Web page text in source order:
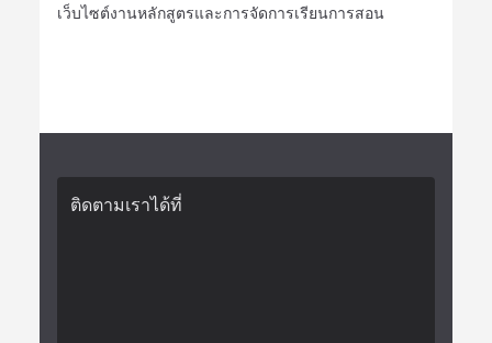
เว็บไซต์งานหลักสูตรและการจัดการเรียนการสอน
ติดตามเราได้ที่